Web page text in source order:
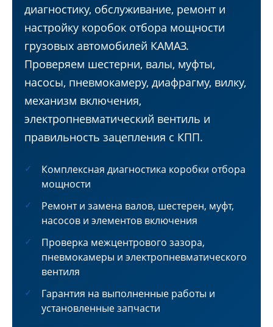
диагностику, обслуживание, ремонт и
настройку коробок отбора мощности
грузовых автомобилей КАМАЗ.
Проверяем шестерни, валы, муфты,
насосы, пневмокамеру, диафрагму, вилку,
механизм включения,
электропневматический вентиль и
правильность зацепления с КПП.
Комплексная диагностика коробки отбора
мощности
Ремонт и замена валов, шестерен, муфт,
насосов и элементов включения
Проверка межцентрового зазора,
пневмокамеры и электропневматического
вентиля
Гарантия на выполненные работы и
установленные запчасти